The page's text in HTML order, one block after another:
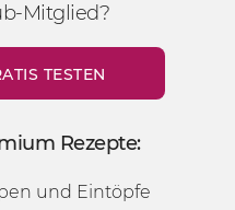
Mitglied?
TESTEN
Rezepte:
und Eintöpfe